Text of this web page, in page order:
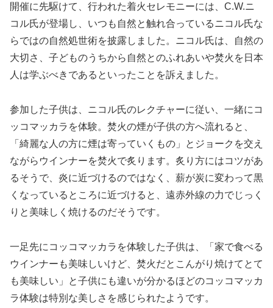
開催に先駆けて、行われた着火セレモニーには、C.W.ニ
コル氏が登場し、いつも自然と触れ合っているニコル氏な
らではの自然処世術を披露しました。ニコル氏は、自然の
大切さ、子どものうちから自然とのふれあいや焚火を日本
人は学ぶべきであるといったことを訴えました。
参加した子供は、ニコル氏のレクチャーに従い、一緒にコ
ッコマッカラを体験。焚火の煙が子供の方へ流れると、
「綺麗な人の方に煙は寄っていくもの」とジョークを交え
ながらウインナーを焚火で炙ります。炙り方にはコツがあ
るそうで、炎に近づけるのではなく、薪が炭に変わって黒
くなっているところに近づけると、遠赤外線の力でじっく
りと美味しく焼けるのだそうです。
一足先にコッコマッカラを体験した子供は、「家で食べる
ウインナーも美味しいけど、焚火だとこんがり焼けてとて
も美味しい」と子供にも違いが分かるほどのコッコマッカ
ラ体験は特別な美しさを感じられたようです。